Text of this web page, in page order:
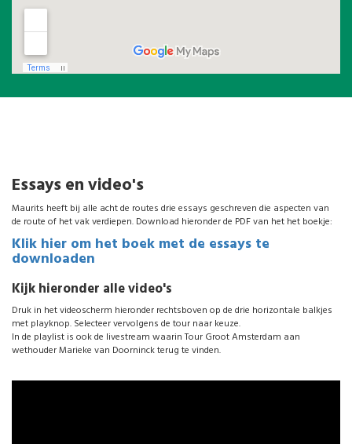
Essays en video's
Maurits heeft bij alle acht de routes drie essays geschreven die aspecten van
de route of het vak verdiepen. Download hieronder de PDF van het het boekje:
Klik hier om het boek met de essays te
downloaden
Kijk hieronder alle video's
Druk in het videoscherm hieronder rechtsboven op de drie horizontale balkjes
met playknop. Selecteer vervolgens de tour naar keuze.
In de playlist is ook de livestream waarin Tour Groot Amsterdam aan
wethouder Marieke van Doorninck terug te vinden.